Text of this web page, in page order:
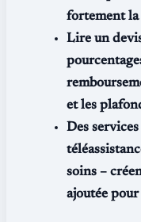
fortement la
Lire un
et les
Des
soins –
ajoutée